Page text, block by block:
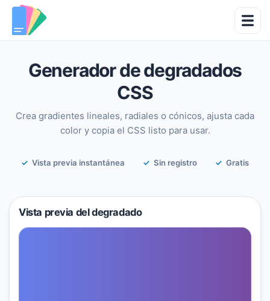
Generador de degradados
CSS
Crea gradientes lineales, radiales o cónicos, ajusta cada
color y copia el CSS listo para usar.
Vista previa instantánea Sin registro Gratis
Vista previa del degradado